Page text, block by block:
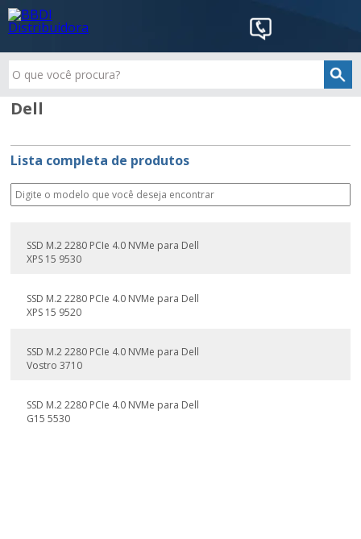
Dell
Lista completa de produtos
SSD M.2 2280 PCIe 4.0 NVMe para Dell
XPS 15 9530
SSD M.2 2280 PCIe 4.0 NVMe para Dell
XPS 15 9520
SSD M.2 2280 PCIe 4.0 NVMe para Dell
Vostro 3710
SSD M.2 2280 PCIe 4.0 NVMe para Dell
G15 5530